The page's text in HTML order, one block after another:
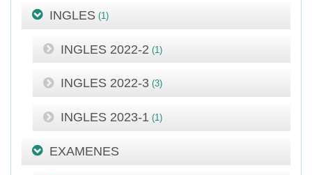
INGLES (1)
INGLES 2022-2 (1)
INGLES 2022-3 (3)
INGLES 2023-1 (1)
EXAMENES